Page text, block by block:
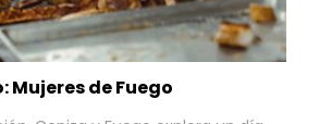
Mujeres de Fuego